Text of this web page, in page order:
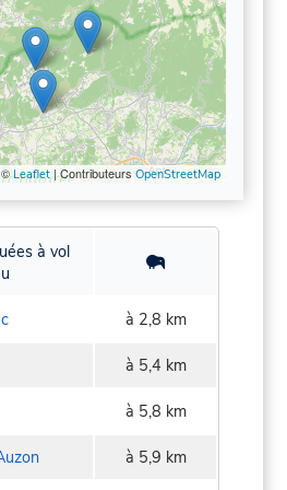
©Leaflet| Contributeurs OpenStreetMap
à vol
à 2,8 km
à 5,4 km
à 5,8 km
à 5,9 km